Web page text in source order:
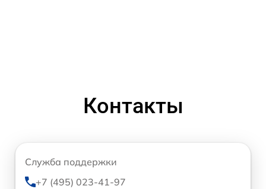
Контакты
Служба поддержки
+7 (495) 023-41-97